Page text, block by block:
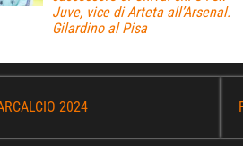
Juve, vice di Arteta all’Arsenal.
Gilardino al Pisa
2024